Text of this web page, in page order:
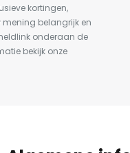
kortingen,
belangrijk en
onderaan de
bekijk onze